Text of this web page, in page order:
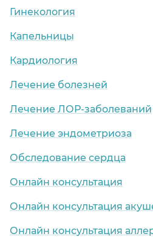
Гинекология
Капельницы
Кардиология
Лечение болезней
Лечение ЛОР-заболеваний
Лечение эндометриоза
Обследование сердца
Онлайн консультация
Онлайн консультация
Онлайн консультация